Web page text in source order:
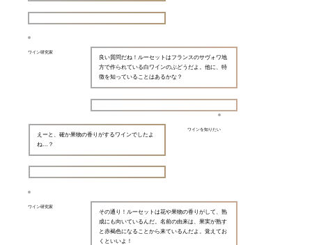
ワイン研究家
良い質問だね！ルーセットはフランスのサヴォワ地
方で作られている白ワインのぶどうだよ。他に、特
徴を知っていることはあるかな？
ワインを知りたい
えーと、確か果物の香りがするワインでしたよ
ね…？
ワイン研究家
その通り！ルーセットは花や果物の香りがして、熟
成にも向いているんだ。名前の由来は、果実が熟す
と赤褐色になることから来ているんだよ。覚えてお
くといいよ！